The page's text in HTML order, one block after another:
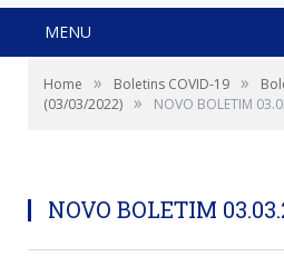
MENU
Home » Boletins COVID-19 »
(03/03/2022) » NOVO BOLETIM
NOVO BOLETIM